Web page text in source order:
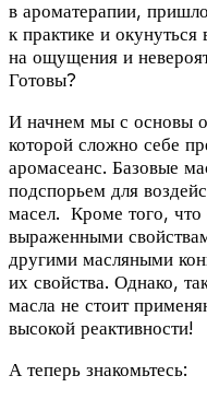
в ароматерапии,
к практике и
на ощущения и
Готовы?
И начнем мы с основы
которой сложно себе
аромасеанс. Базовые
подспорьем для
масел. Кроме того, что
выраженными
другими масляными
их свойства. Однако,
масла не стоит
высокой реактивности!
А теперь знакомьтесь: